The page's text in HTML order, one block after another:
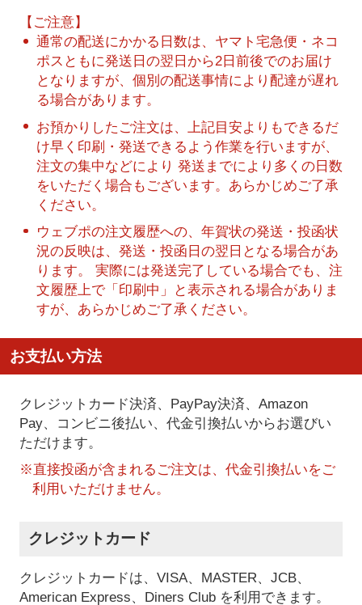
【ご注意】
通常の配送にかかる日数は、ヤマト宅急便・ネコ
ポスともに発送日の翌日から2日前後でのお届け
となりますが、個別の配送事情により配達が遅れ
る場合があります。
お預かりしたご注文は、上記目安よりもできるだ
け早く印刷・発送できるよう作業を行いますが、
注文の集中などにより 発送までにより多くの日数
をいただく場合もございます。あらかじめご了承
ください。
ウェブポの注文履歴への、年賀状の発送・投函状
況の反映は、発送・投函日の翌日となる場合があ
ります。 実際には発送完了している場合でも、注
文履歴上で「印刷中」と表示される場合がありま
すが、あらかじめご了承ください。
お支払い方法
クレジットカード決済、PayPay決済、Amazon
Pay、コンビニ後払い、代金引換払いからお選びい
ただけます。
※直接投函が含まれるご注文は、代金引換払いをご
利用いただけません。
クレジットカード
クレジットカードは、VISA、MASTER、JCB、
American Express、Diners Club を利用できます。